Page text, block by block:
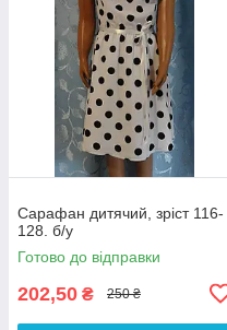
Сарафан дитячий, зріст 116-
128. б/у
Готово до відправки
202,50 ₴ 250 ₴